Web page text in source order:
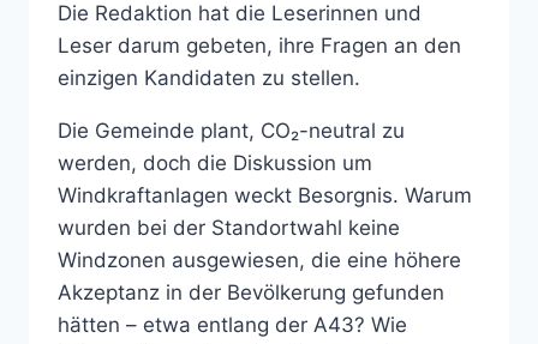
Die Redaktion hat die Leserinnen und
Leser darum gebeten, ihre Fragen an den
einzigen Kandidaten zu stellen.
Die Gemeinde plant, CO₂-neutral zu
werden, doch die Diskussion um
Windkraftanlagen weckt Besorgnis. Warum
wurden bei der Standortwahl keine
Windzonen ausgewiesen, die eine höhere
Akzeptanz in der Bevölkerung gefunden
hätten – etwa entlang der A43? Wie